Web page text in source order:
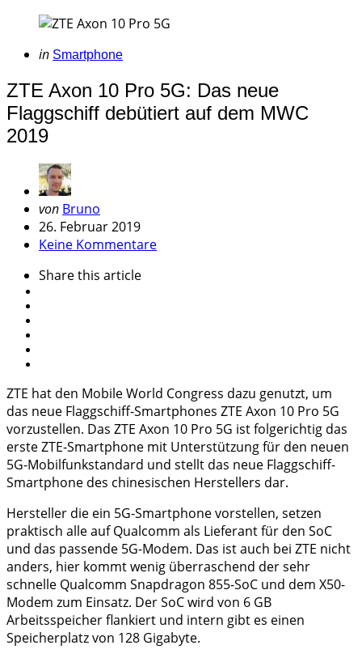
Categories
Posted
in Smartphone
ZTE Axon 10 Pro 5G: Das neue
Flaggschiff debütiert auf dem MWC
2019
Geschrieben
von
von Bruno
26. Februar 2019
Keine Kommentare
Sharethis article
ZTE hat den Mobile World Congress dazu genutzt, um
das neue Flaggschiff-Smartphones ZTE Axon 10 Pro 5G
vorzustellen. Das ZTE Axon 10 Pro 5G ist folgerichtig das
erste ZTE-Smartphone mit Unterstützung für den neuen
5G-Mobilfunkstandard und stellt das neue Flaggschiff-
Smartphone des chinesischen Herstellers dar.
Hersteller die ein 5G-Smartphone vorstellen, setzen
praktisch alle auf Qualcomm als Lieferant für den SoC
und das passende 5G-Modem. Das ist auch bei ZTE nicht
anders, hier kommt wenig überraschend der sehr
schnelle Qualcomm Snapdragon 855-SoC und dem X50-
Modem zum Einsatz. Der SoC wird von 6 GB
Arbeitsspeicher flankiert und intern gibt es einen
Speicherplatz von 128 Gigabyte.